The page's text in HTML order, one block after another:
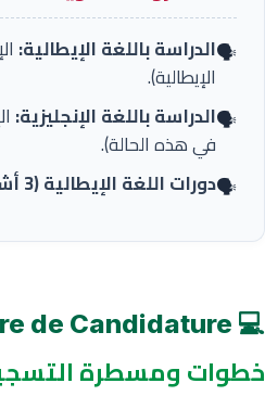
🗣️الدراسة باللغة الإيطالية:
الإيطالية).
🗣️الدراسة باللغة الإنجليزية:
في هذه الحالة).
🗣️دورات اللغة الإيطالية (3 أشهر):
💻 Procédure de Candidature
خطوات ومسطرة